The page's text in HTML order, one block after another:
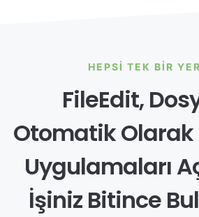
HEPSI TEK BIR
FileEdit,
Otomatik
Uygulamaları
İşiniz Bitince